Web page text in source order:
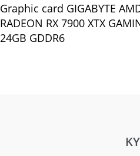
Graphic card GIGABYTE
RADEON RX 7900 XTX
24GB GDDR6